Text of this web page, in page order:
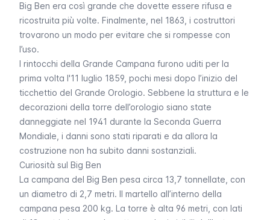
Big Ben era così grande che dovette essere rifusa e
ricostruita più volte. Finalmente, nel 1863, i costruttori
trovarono un modo per evitare che si rompesse con
l’uso.
I rintocchi della Grande Campana furono uditi per la
prima volta l'11 luglio 1859, pochi mesi dopo l’inizio del
ticchettio del Grande Orologio. Sebbene la struttura e le
decorazioni della torre dell’orologio siano state
danneggiate nel 1941 durante la Seconda Guerra
Mondiale, i danni sono stati riparati e da allora la
costruzione non ha subito danni sostanziali.
Curiosità sul Big Ben
La campana del Big Ben pesa circa 13,7 tonnellate, con
un diametro di 2,7 metri. Il martello all’interno della
campana pesa 200 kg. La torre è alta 96 metri, con lati